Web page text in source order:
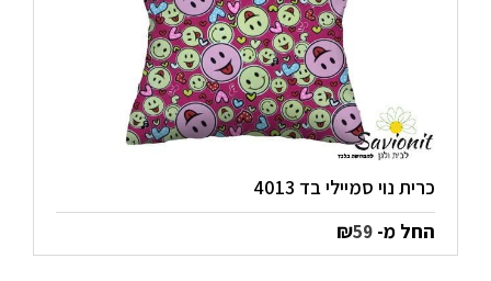
כרית נוי סמיילי בד 4013
החל מ-
₪59